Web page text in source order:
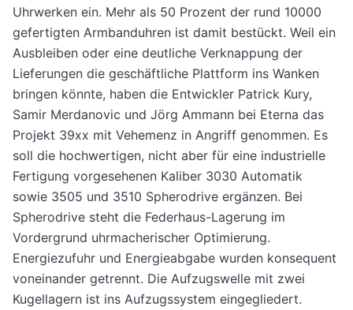
Uhrwerken ein. Mehr als 50 Prozent der rund 10000
gefertigten Armbanduhren ist damit bestückt. Weil ein
Ausbleiben oder eine deutliche Verknappung der
Lieferungen die geschäftliche Plattform ins Wanken
bringen könnte, haben die Entwickler Patrick Kury,
Samir Merdanovic und Jörg Ammann bei Eterna das
Projekt 39xx mit Vehemenz in Angriff genommen. Es
soll die hochwertigen, nicht aber für eine industrielle
Fertigung vorgesehenen Kaliber 3030 Automatik
sowie 3505 und 3510 Spherodrive ergänzen. Bei
Spherodrive steht die Federhaus-Lagerung im
Vordergrund uhrmacherischer Optimierung.
Energiezufuhr und Energieabgabe wurden konsequent
voneinander getrennt. Die Aufzugswelle mit zwei
Kugellagern ist ins Aufzugssystem eingegliedert.